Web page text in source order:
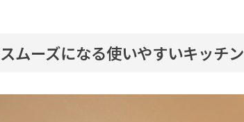
ムーズになる使いやすいキッチン